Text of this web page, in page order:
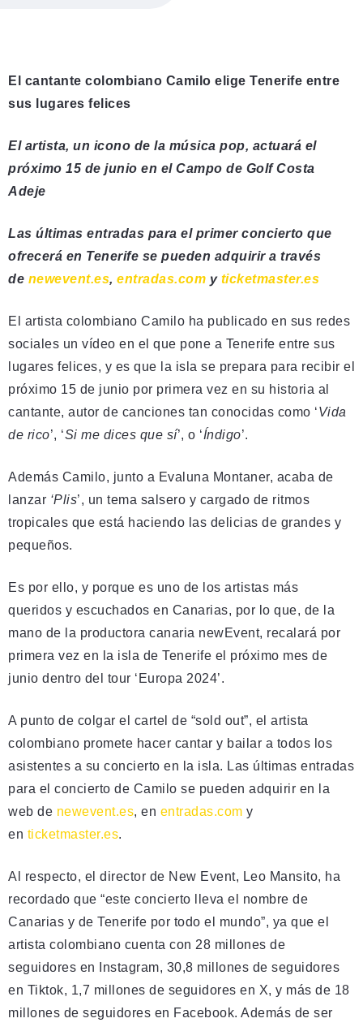
El cantante colombiano Camilo elige Tenerife entre
sus lugares felices
El artista, un icono de la música pop, actuará el
próximo 15 de junio en el Campo de Golf Costa
Adeje
Las últimas entradas para el primer concierto que
ofrecerá en Tenerife se pueden adquirir a través
de newevent.es, entradas.com y ticketmaster.es
El artista colombiano Camilo ha publicado en sus redes
sociales un vídeo en el que pone a Tenerife entre sus
lugares felices, y es que la isla se prepara para recibir el
próximo 15 de junio por primera vez en su historia al
cantante, autor de canciones tan conocidas como ‘Vida
de rico’, ‘Si me dices que sí’, o ‘Índigo’.
Además Camilo, junto a Evaluna Montaner, acaba de
lanzar ‘Plis’, un tema salsero y cargado de ritmos
tropicales que está haciendo las delicias de grandes y
pequeños.
Es por ello, y porque es uno de los artistas más
queridos y escuchados en Canarias, por lo que, de la
mano de la productora canaria newEvent, recalará por
primera vez en la isla de Tenerife el próximo mes de
junio dentro del tour ‘Europa 2024’.
A punto de colgar el cartel de “sold out”, el artista
colombiano promete hacer cantar y bailar a todos los
asistentes a su concierto en la isla. Las últimas entradas
para el concierto de Camilo se pueden adquirir en la
web de newevent.es, en entradas.com y
en ticketmaster.es.
Al respecto, el director de New Event, Leo Mansito, ha
recordado que “este concierto lleva el nombre de
Canarias y de Tenerife por todo el mundo”, ya que el
artista colombiano cuenta con 28 millones de
seguidores en Instagram, 30,8 millones de seguidores
en Tiktok, 1,7 millones de seguidores en X, y más de 18
millones de seguidores en Facebook. Además de ser